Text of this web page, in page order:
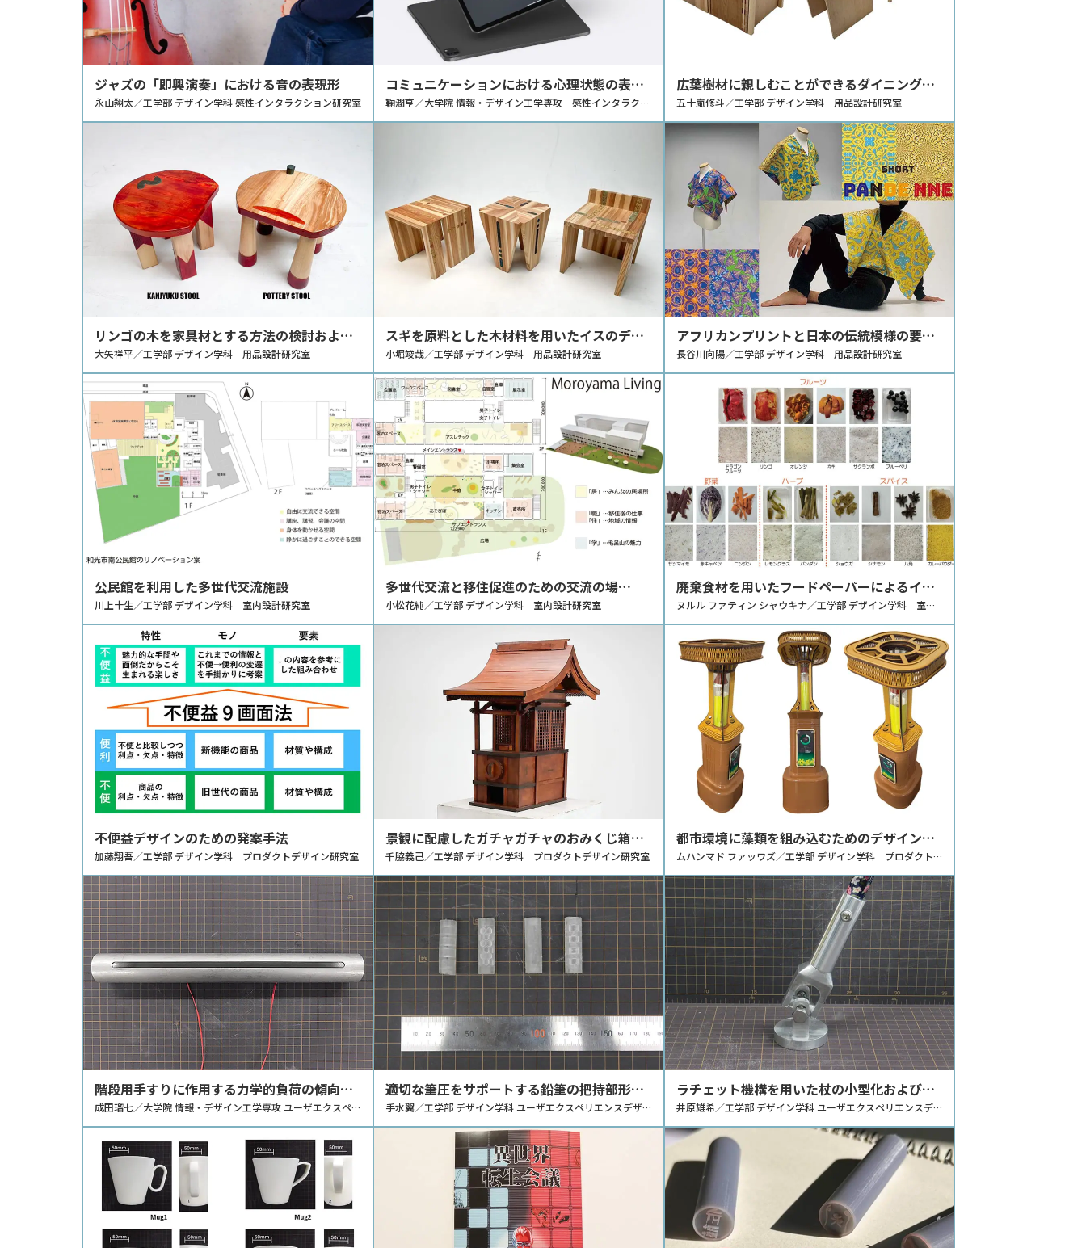
ジャズの「即興演奏」における音の表現形
永山翔太／工学部 デザイン学科 感性インタラクション研究室
コミュニケーションにおける心理状態の表現
を支援するための感性評価ツールの開発
鞠潤亨／大学院 情報・デザイン工学専攻 感性インタラクシ
広葉樹材に親しむことができるダイニングセ
ットのデザイン
五十嵐修斗／工学部 デザイン学科 用品設計研究室
リンゴの木を家具材とする方法の検討および
子ども用スツールへの応用
大矢祥平／工学部 デザイン学科 用品設計研究室
スギを原料とした木材料を用いたイスのデザ
イン
小堀竣哉／工学部 デザイン学科 用品設計研究室
アフリカンプリントと日本の伝統模様の要素
を融合させた図案デザインとその応用
長谷川向陽／工学部 デザイン学科 用品設計研究室
公民館を利用した多世代交流施設
川上十生／工学部 デザイン学科 室内設計研究室
多世代交流と移住促進のための交流の場
「Moroyama Living」の提案
小松花純／工学部 デザイン学科 室内設計研究室
廃棄食材を用いたフードペーパーによるイン
テリアアイテムの制作
ヌルル ファティン シャウキナ／工学部 デザイン学科 室内
不便益デザインのための発案手法
加藤翔吾／工学部 デザイン学科 プロダクトデザイン研究室
景観に配慮したガチャガチャのおみくじ箱の
デザイン提案
千脇義己／工学部 デザイン学科 プロダクトデザイン研究室
都市環境に藻類を組み込むためのデザイン提
案
ムハンマド ファッワズ／工学部 デザイン学科 プロダクトデ
階段用手すりに作用する力学的負荷の傾向獲
得とその分析
成田瑠七／大学院 情報・デザイン工学専攻 ユーザエクスペリ
適切な筆圧をサポートする鉛筆の把持部形状
の研究
手水翼／工学部 デザイン学科 ユーザエクスペリエンスデザイ
ラチェット機構を用いた杖の小型化および機
能分析
井原雄希／工学部 デザイン学科 ユーザエクスペリエンスデザ